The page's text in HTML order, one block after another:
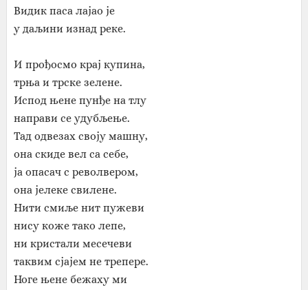
Видик паса лајао је
у даљини изнад реке.
И прођосмо крај купина,
трња и трске зелене.
Испод њене пунђе на тлу
направи се удубљење.
Тад одвезах своју машну,
она скиде вел са себе,
ја опасач с револвером,
она јелеке свилене.
Нити смиље нит пужеви
нису коже тако лепе,
ни кристали месечеви
таквим сјајем не трепере.
Ноге њене бежаху ми